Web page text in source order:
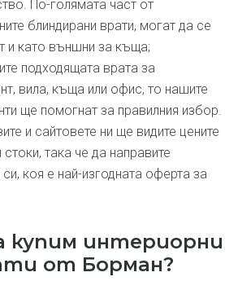
По-голямата част от
блиндирани врати, могат да се
и като външни за къща;
подходящата врата за
вила, къща или офис, то нашите
ще помогнат за правилния избор.
и сайтовете ни ще видите цените
стоки, така че да направите
коя е най-изгодната оферта за
купим интериорни
от Борман?